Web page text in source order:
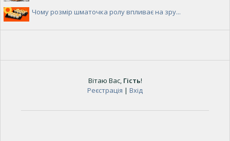
Чому розмір шматочка ролу впливає на зру...
Вітаю Вас, Гість!
Реєстрація | Вхід